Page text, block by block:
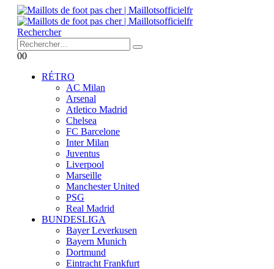
Rechercher
00
RÉTRO
AC Milan
Arsenal
Atletico Madrid
Chelsea
FC Barcelone
Inter Milan
Juventus
Liverpool
Marseille
Manchester United
PSG
Real Madrid
BUNDESLIGA
Bayer Leverkusen
Bayern Munich
Dortmund
Eintracht Frankfurt